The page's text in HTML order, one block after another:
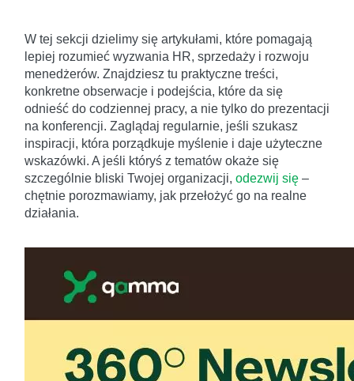
W tej sekcji dzielimy się artykułami, które pomagają
lepiej rozumieć wyzwania HR, sprzedaży i rozwoju
menedżerów. Znajdziesz tu praktyczne treści,
konkretne obserwacje i podejścia, które da się
odnieść do codziennej pracy, a nie tylko do prezentacji
na konferencji. Zaglądaj regularnie, jeśli szukasz
inspiracji, która porządkuje myślenie i daje użyteczne
wskazówki. A jeśli któryś z tematów okaże się
szczególnie bliski Twojej organizacji, odezwij się –
chętnie porozmawiamy, jak przełożyć go na realne
działania.